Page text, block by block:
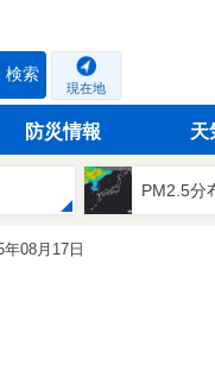
検索
現在地
防災情報 天
PM2.5分
年08月17日